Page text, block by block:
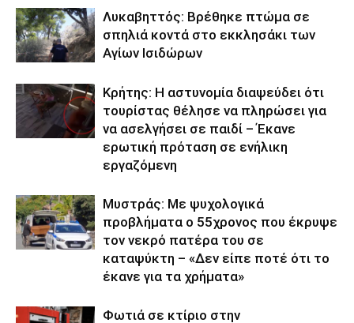
Λυκαβηττός: Βρέθηκε πτώμα σε
σπηλιά κοντά στο εκκλησάκι των
Αγίων Ισιδώρων
Κρήτης: Η αστυνομία διαψεύδει ότι
τουρίστας θέλησε να πληρώσει για
να ασελγήσει σε παιδί – Έκανε
ερωτική πρόταση σε ενήλικη
εργαζόμενη
Μυστράς: Με ψυχολογικά
προβλήματα ο 55χρονος που έκρυψε
τον νεκρό πατέρα του σε
καταψύκτη – «Δεν είπε ποτέ ότι το
έκανε για τα χρήματα»
Φωτιά σε κτίριο στην